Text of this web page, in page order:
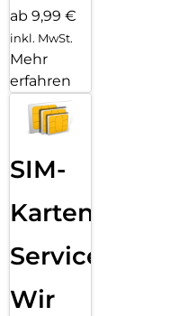
ab 9,99 €
inkl. MwSt.
Mehr
erfahren
SIM-
Karten
Service:
Wir